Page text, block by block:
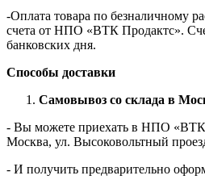
-Оплата товара по безналичному
счета от НПО «ВТК Продактс».
банковских дня.
Способы доставки
Самовывоз со склада в
- Вы можете приехать в НПО «ВТК
Москва, ул. Высоковольтный
- И получить предварительно